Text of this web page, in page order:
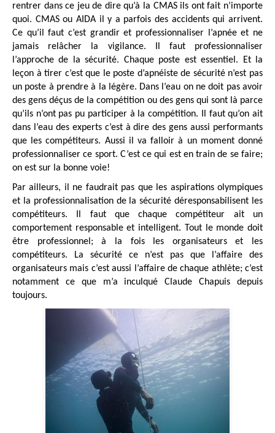
rentrer dans ce jeu de dire qu’à la CMAS ils ont fait n’importe
quoi. CMAS ou AIDA il y a parfois des accidents qui arrivent.
Ce qu’il faut c’est grandir et professionnaliser l’apnée et ne
jamais relâcher la vigilance. Il faut professionnaliser
l’approche de la sécurité. Chaque poste est essentiel. Et la
leçon à tirer c’est que le poste d’apnéiste de sécurité n’est pas
un poste à prendre à la légère. Dans l’eau on ne doit pas avoir
des gens déçus de la compétition ou des gens qui sont là parce
qu’ils n’ont pas pu participer à la compétition. Il faut qu’on ait
dans l’eau des experts c’est à dire des gens aussi performants
que les compétiteurs. Aussi il va falloir à un moment donné
professionnaliser ce sport. C’est ce qui est en train de se faire;
on est sur la bonne voie!
Par ailleurs, il ne faudrait pas que les aspirations olympiques
et la professionnalisation de la sécurité déresponsabilisent les
compétiteurs. Il faut que chaque compétiteur ait un
comportement responsable et intelligent. Tout le monde doit
être professionnel; à la fois les organisateurs et les
compétiteurs. La sécurité ce n’est pas que l’affaire des
organisateurs mais c’est aussi l’affaire de chaque athlète; c’est
notamment ce que m’a inculqué Claude Chapuis depuis
toujours.